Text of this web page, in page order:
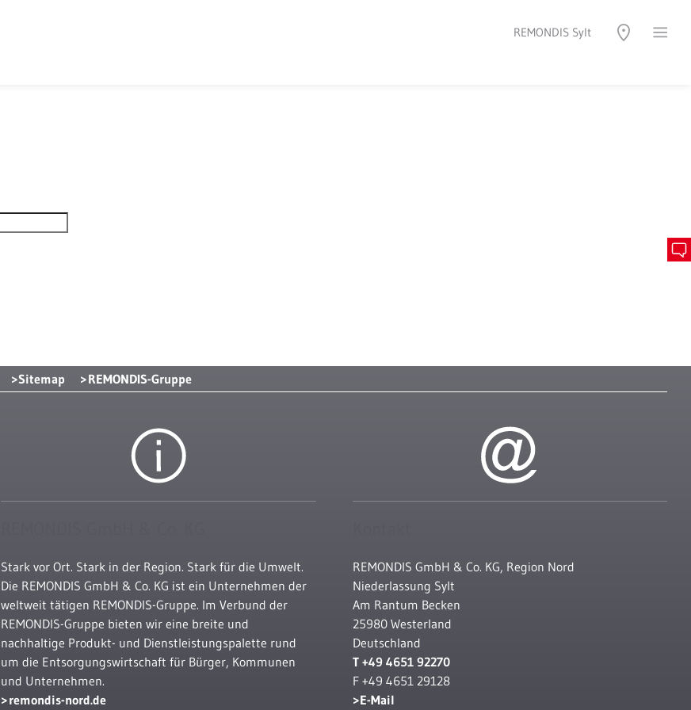
REMONDIS Sylt
Sitemap REMONDIS-Gruppe
Stark vor Ort. Stark in der Region. Stark für die Umwelt.
Die REMONDIS GmbH & Co. KG ist ein Unternehmen der
weltweit tätigen REMONDIS-Gruppe. Im Verbund der
REMONDIS-Gruppe bieten wir eine breite und
nachhaltige Produkt- und Dienstleistungspalette rund
um die Entsorgungswirtschaft für Bürger, Kommunen
und Unternehmen.
remondis-nord.de
REMONDIS GmbH & Co. KG, Region Nord
Niederlassung Sylt
Am Rantum Becken
25980 Westerland
Deutschland
T +49 4651 92270
F +49 4651 29128
E-Mail